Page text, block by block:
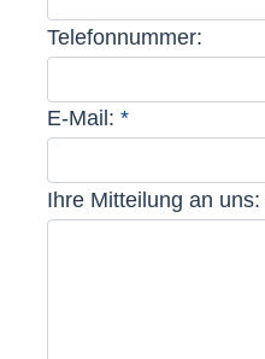
Telefonnummer:
E-Mail: *Pflichtfeld
Ihre Mitteilung an uns: